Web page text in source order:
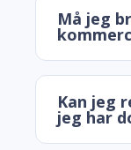
Må jeg
Kan jeg
jeg har